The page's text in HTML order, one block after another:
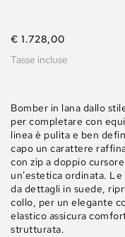
€ 1.728,00
Tasse incluse
Bomber in lana dallo
per completare con
linea è pulita e ben
capo un carattere
con zip a doppio
un’estetica ordinata.
da dettagli in suede,
collo, per un elegante
elastico assicura
strutturata.